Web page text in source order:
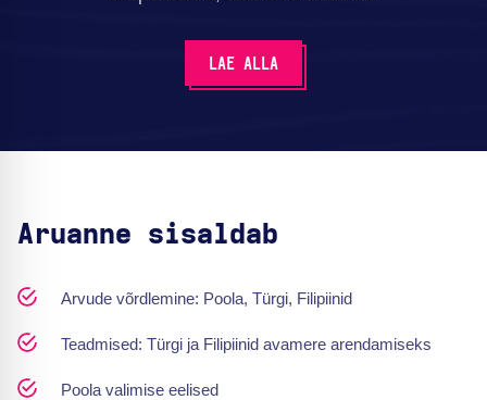
LAE ALLA
Aruanne sisaldab
Arvude võrdlemine: Poola, Türgi, Filipiinid
Teadmised: Türgi ja Filipiinid avamere arendamiseks
Poola valimise eelised